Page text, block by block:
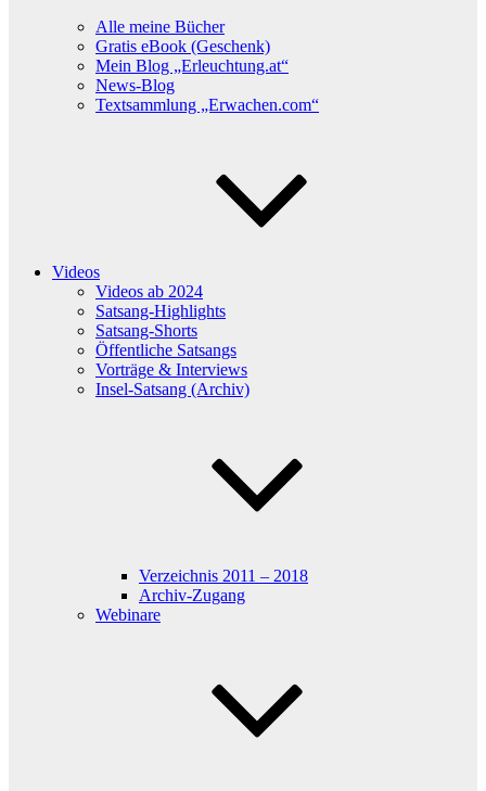
Alle meine Bücher
Gratis eBook (Geschenk)
Mein Blog „Erleuchtung.at“
News-Blog
Textsammlung „Erwachen.com“
Videos
Videos ab 2024
Satsang-Highlights
Satsang-Shorts
Öffentliche Satsangs
Vorträge & Interviews
Insel-Satsang (Archiv)
Verzeichnis 2011 – 2018
Archiv-Zugang
Webinare